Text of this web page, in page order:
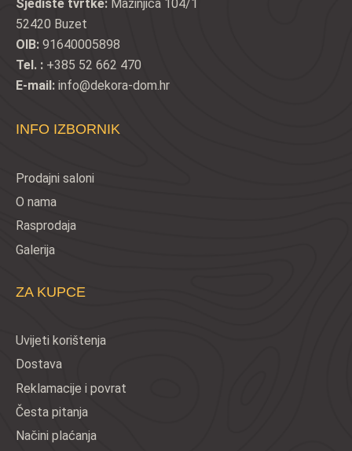
Sjedište tvrtke: Mažinjica 104/1
52420 Buzet
OIB: 91640005898
Tel. : +385 52 662 470
E-mail: info@dekora-dom.hr
INFO IZBORNIK
Prodajni saloni
O nama
Rasprodaja
Galerija
ZA KUPCE
Uvijeti korištenja
Dostava
Reklamacije i povrat
Česta pitanja
Načini plaćanja